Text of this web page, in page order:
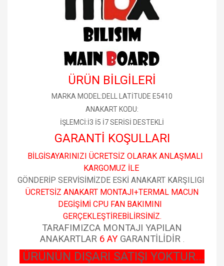
ÜRÜN BİLGİLERİ
MARKA MODEL:DELL LATİTUDE E5410
ANAKART KODU:
İŞLEMCİ:İ3 İ5 İ7 SERİSİ DESTEKLİ
GARANTİ KOŞULLARI
BİLGİSAYARINIZI ÜCRETSİZ OLARAK ANLAŞMALI
KARGOMUZ İLE
GÖNDERİP SERVİSİMİZDE ESKİ ANAKART KARŞILIGI
ÜCRETSİZ ANAKART MONTAJI+TERMAL MACUN
DEGİŞİMİ CPU FAN BAKIMINI
GERÇEKLEŞTİREBİLİRSİNİZ.
TARAFIMIZCA MONTAJI YAPILAN
ANAKARTLAR 6 AYGARANTİLİDİR
ÜRÜNÜN DIŞARI SATIŞI YOKTUR...